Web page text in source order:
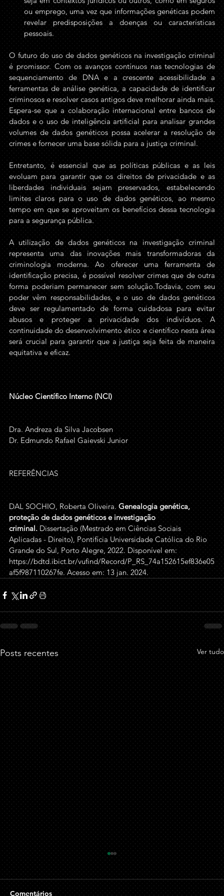
ou emprego, uma vez que informações genéticas podem
revelar predisposições a doenças ou características
pessoais.
O futuro do uso de dados genéticos na investigação criminal
é promissor. Com os avanços contínuos nas tecnologias de
sequenciamento de DNA e a crescente acessibilidade a
ferramentas de análise genética, a capacidade de identificar
criminosos e resolver casos antigos deve melhorar ainda mais.
Espera-se que a colaboração internacional entre bancos de
dados e o uso de inteligência artificial para analisar grandes
volumes de dados genéticos possa acelerar a resolução de
crimes e fornecer uma base sólida para a justiça criminal.
Entretanto, é essencial que as políticas públicas e as leis
evoluam para garantir que os direitos de privacidade e as
liberdades individuais sejam preservados, estabelecendo
limites claros para o uso de dados genéticos, ao mesmo
tempo em que se aproveitam os benefícios dessa tecnologia
para a segurança pública.
A utilização de dados genéticos na investigação criminal
representa uma das inovações mais transformadoras da
criminologia moderna. Ao oferecer uma ferramenta de
identificação precisa, é possível resolver crimes que de outra
forma poderiam permanecer sem solução.Todavia, com seu
poder vêm responsabilidades, e o uso de dados genéticos
deve ser regulamentado de forma cuidadosa para evitar
abusos e proteger a privacidade dos indivíduos. A
continuidade do desenvolvimento ético e científico nesta área
será crucial para garantir que a justiça seja feita de maneira
equitativa e eficaz.
Núcleo Científico Interno (NCI)
Dra. Andreza da Silva Jacobsen
Dr. Edmundo Rafael Gaievski Junior
REFERÊNCIAS
DAL SOCHIO, Roberta Oliveira. Genealogia genética,
proteção de dados genéticos e investigação
criminal. Dissertação (Mestrado em Ciências Sociais
Aplicadas - Direito), Pontifícia Universidade Católica do Rio
Grande do Sul, Porto Alegre, 2022. Disponível em:
https://bdtd.ibict.br/vufind/Record/P_RS_74a152615ef836e05
af5f987110267fe. Acesso em: 13 jan. 2024.
Posts recentes Ver tudo
O Crime de Estelionato e suas
Repercussões no Âmbito Privado e
Social
O estelionato, tipificado no artigo 171 do
Comentários